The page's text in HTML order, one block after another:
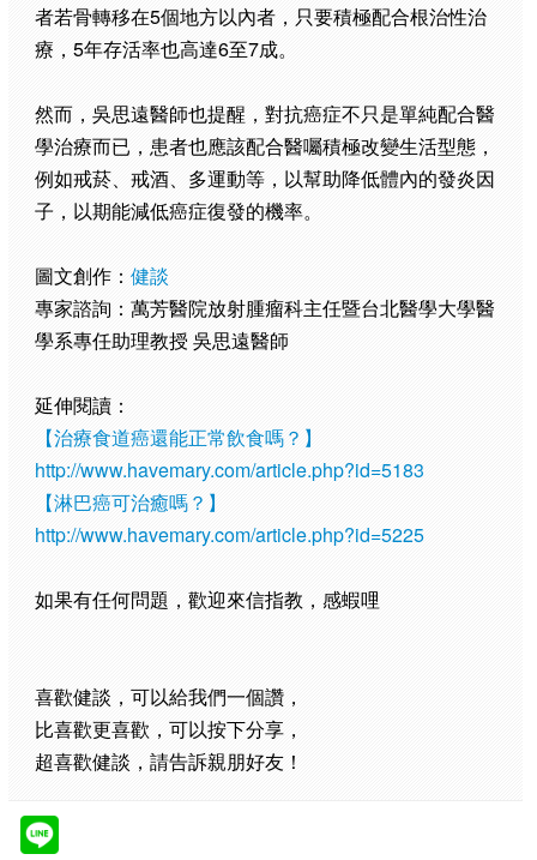
者若骨轉移在5個地方以內者，只要積極配合根治性治
療，5年存活率也高達6至7成。
然而，吳思遠醫師也提醒，對抗癌症不只是單純配合醫
學治療而已，患者也應該配合醫囑積極改變生活型態，
例如戒菸、戒酒、多運動等，以幫助降低體內的發炎因
子，以期能減低癌症復發的機率。
圖文創作： 健談
專家諮詢：萬芳醫院放射腫瘤科主任暨台北醫學大學醫
學系專任助理教授 吳思遠醫師
延伸閱讀：
【治療食道癌還能正常飲食嗎？】
http://www.havemary.com/article.php?id=5183
【淋巴癌可治癒嗎？】
http://www.havemary.com/article.php?id=5225
如果有任何問題，歡迎來信指教，感蝦哩
喜歡健談，可以給我們一個讚，
比喜歡更喜歡，可以按下分享，
超喜歡健談，請告訴親朋好友！